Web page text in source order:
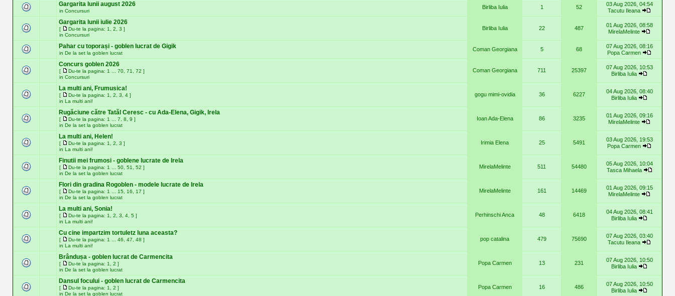
Gargarita lunii august 2026
in Concursuri
Birliba Iulia 1 52
03 Aug 2026, 04:54
Tacutu Ileana
Gargarita lunii iulie 2026
[ Du-te la pagina: 1 2 3 ]
in Concursuri
Birliba Iulia 22 487
01 Aug 2026, 08:58
MirelaMelinte
Pahar cu toporași - goblen lucrat de Gigik
in De la set la goblen lucrat
Coman Georgiana 5 68
07 Aug 2026, 08:16
Popa Carmen
Concurs goblen 2026
[ Du-te la pagina: 1 70 71 72 ]
in Concursuri
Coman Georgiana 711 25397
07 Aug 2026, 10:53
Birliba Iulia
La multi ani, Frumusica!
[ Du-te la pagina: 1 2 3 4 ]
in La multi ani!
gogu mimi-ovidia 36 6227
04 Aug 2026, 08:40
Birliba Iulia
Rugăciune către Tatăl Ceresc - cu Ada-Elena, Gigik, Irela
[ Du-te la pagina: 1 7 8 9 ]
in De la set la goblen lucrat
Ioan Ada-Elena 86 3235
01 Aug 2026, 09:16
MirelaMelinte
La multi ani, Helen!
[ Du-te la pagina: 1 2 3 ]
in La multi ani!
Irimia Elena 25 5491
03 Aug 2026, 19:53
Popa Carmen
Finutii mei frumosi - goblene lucrate de Irela
[ Du-te la pagina: 1 50 51 52 ]
in De la set la goblen lucrat
MirelaMelinte 511 54480
05 Aug 2026, 10:04
Tasca Mihaela
Flori din gradina Rogoblen - modele lucrate de Irela
[ Du-te la pagina: 1 15 16 17 ]
in De la set la goblen lucrat
MirelaMelinte 161 14469
01 Aug 2026, 09:15
MirelaMelinte
La multi ani, Sonia!
[ Du-te la pagina: 1 2 3 4 5 ]
in La multi ani!
Perhinschi Anca 48 6418
04 Aug 2026, 08:41
Birliba Iulia
Cu cine impartzim tortuletz luna aceasta?
[ Du-te la pagina: 1 46 47 48 ]
in La multi ani!
pop catalina 479 75690
07 Aug 2026, 03:40
Tacutu Ileana
Brândușa - goblen lucrat de Carmencita
[ Du-te la pagina: 1 2 ]
in De la set la goblen lucrat
Popa Carmen 13 231
07 Aug 2026, 10:50
Birliba Iulia
Dansul focului - goblen lucrat de Carmencita
[ Du-te la pagina: 1 2 ]
in De la set la goblen lucrat
Popa Carmen 16 486
07 Aug 2026, 10:50
Birliba Iulia